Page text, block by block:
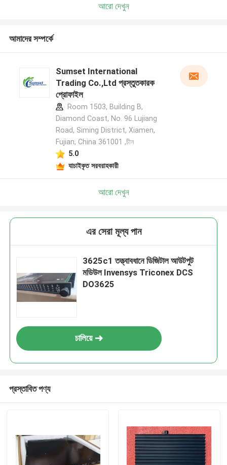
আরো দেখুন
আমাদের সম্পর্কে
Sumset International
Trading Co.,Ltd প্রস্তুতকারক
প্রোফাইল
Room 1503, Building B,
Diamond Coast, No. 96 Lujiang
Road, Siming District, Xiamen,
Fujian, China 361001 ,চীন
5.0
যাচাইকৃত সরবরাহকারী
আরো দেখুন
এর সেরা মূল্য পান
3625c1 তত্ত্বাবধানে ডিজিটাল আউটপুট
মডিউল Invensys Triconex DCS
DO3625
চালিয়ে
প্রস্তাবিত পণ্য